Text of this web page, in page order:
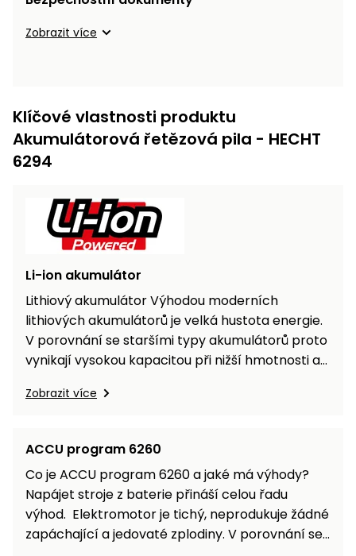
Zobrazit více
Klíčové vlastnosti produktu
Akumulátorová řetězová pila - HECHT
6294
Li-ion akumulátor
Lithiový akumulátor Výhodou moderních
lithiových akumulátorů je velká hustota energie.
V porovnání se staršími typy akumulátorů proto
vynikají vysokou kapacitou při nižší hmotnosti a
proto může napájet motor stejně dlouho, jako
Zobrazit více
ACCU program 6260
Co je ACCU program 6260 a jaké má výhody?
Napájet stroje z baterie přináší celou řadu
výhod. Elektromotor je tichý, neprodukuje žádné
zapáchající a jedovaté zplodiny. V porovnání se